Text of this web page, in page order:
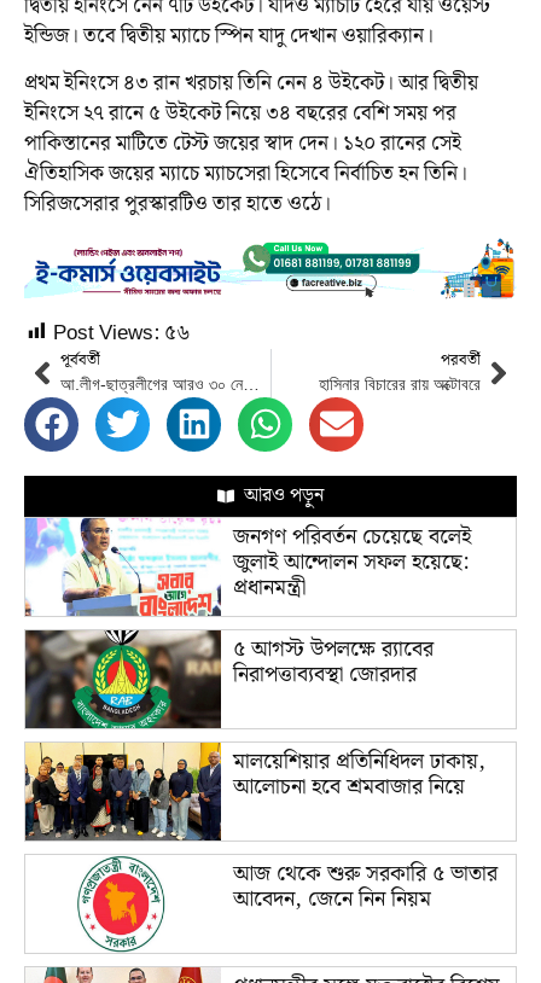
ইন্ডিজ। তবে দ্বিতীয় ম্যাচে স্পিন যাদু দেখান ওয়ারিক্যান।
প্রথম ইনিংসে ৪৩ রান খরচায় তিনি নেন ৪ উইকেট। আর দ্বিতীয়
ইনিংসে ২৭ রানে ৫ উইকেট নিয়ে ৩৪ বছরের বেশি সময় পর
পাকিস্তানের মাটিতে টেস্ট জয়ের স্বাদ দেন। ১২০ রানের সেই
ঐতিহাসিক জয়ের ম্যাচে ম্যাচসেরা হিসেবে নির্বাচিত হন তিনি।
সিরিজসেরার পুরস্কারটিও তার হাতে ওঠে।
Post Views: ৫৬
পূর্ববর্তী
আ.লীগ-ছাত্রলীগের আরও ৩০ নেতাকর্মী গ্রেপ্তার
পরবর্তী
হাসিনার বিচারের রায় অক্টোবরে
আরও পড়ুন
জনগণ পরিবর্তন চেয়েছে বলেই
জুলাই আন্দোলন সফল হয়েছে:
প্রধানমন্ত্রী
৫ আগস্ট উপলক্ষে র‌্যাবের
নিরাপত্তাব্যবস্থা জোরদার
মালয়েশিয়ার প্রতিনিধিদল ঢাকায়,
আলোচনা হবে শ্রমবাজার নিয়ে
আজ থেকে শুরু সরকারি ৫ ভাতার
আবেদন, জেনে নিন নিয়ম